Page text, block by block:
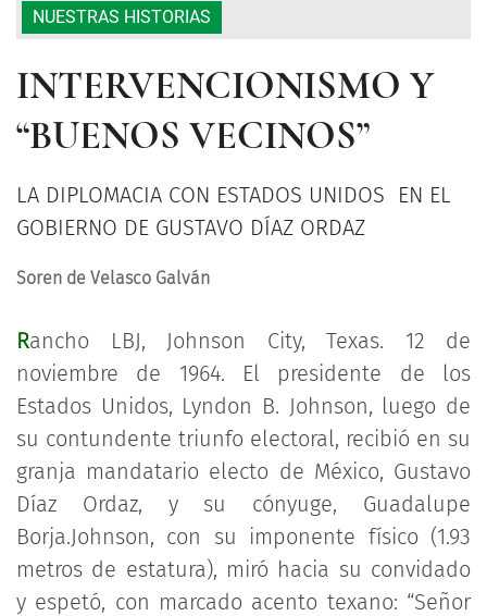
NUESTRAS HISTORIAS
INTERVENCIONISMO Y
“BUENOS VECINOS”
LA DIPLOMACIA CON ESTADOS UNIDOS EN EL
GOBIERNO DE GUSTAVO DÍAZ ORDAZ
Soren de Velasco Galván
Rancho LBJ, Johnson City, Texas. 12 de
noviembre de 1964. El presidente de los
Estados Unidos, Lyndon B. Johnson, luego de
su contundente triunfo electoral, recibió en su
granja mandatario electo de México, Gustavo
Díaz Ordaz, y su cónyuge, Guadalupe
Borja.Johnson, con su imponente físico (1.93
metros de estatura), miró hacia su convidado
y espetó, con marcado acento texano: “Señor